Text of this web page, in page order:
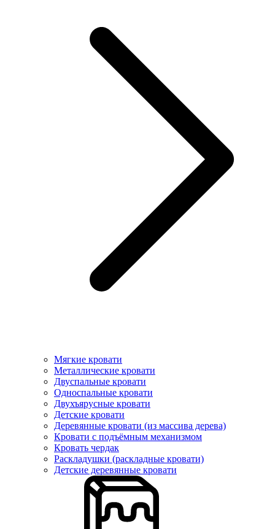
Мягкие кровати
Металлические кровати
Двуспальные кровати
Односпальные кровати
Двухъярусные кровати
Детские кровати
Деревянные кровати (из массива дерева)
Кровати с подъёмным механизмом
Кровать чердак
Раскладушки (раскладные кровати)
Детские деревянные кровати